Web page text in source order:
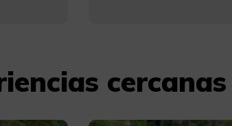
cercanas